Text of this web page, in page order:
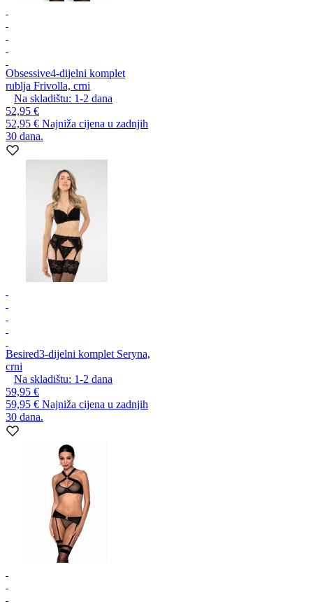
Obsessive4-dijelni komplet
rublja Frivolla, crni
Na skladištu: 1-2 dana
52,95 €
52,95 € Najniža cijena u zadnjih
30 dana.
Besired3-dijelni komplet Seryna,
crni
Na skladištu: 1-2 dana
59,95 €
59,95 € Najniža cijena u zadnjih
30 dana.